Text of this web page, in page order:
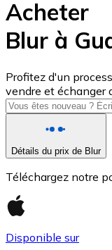
USD Coin
USDC
Acheter
Blur à
Profitez d'un
vendre et échanger
Détails du prix de Blur
Téléchargez notre
Disponible sur